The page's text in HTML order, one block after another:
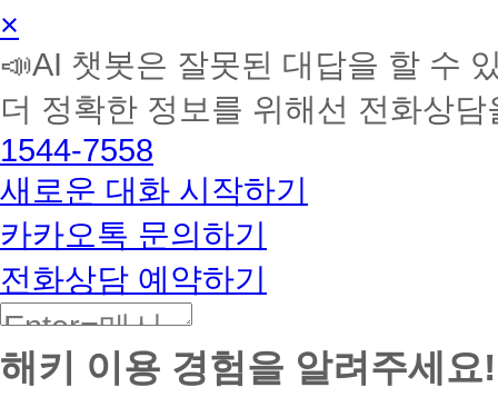
AI
학
습
토
커
BETA
×
📣AI 챗봇은 잘못된 대답을 할 수
더 정확한 정보를 위해선 전화상
1544-7558
새로운 대화 시작하기
카카오톡 문의하기
전화상담 예약하기
해키 이용 경험을 알려주세요!